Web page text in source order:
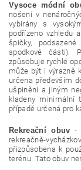
Vysoce módní
nošení v
vybírány s
podřízeno vzhledu
špičky,
spodkové části).
způsobuje rychlé
může být i výrazně
určena především
ušpinění a jiným
kladeny minimální
případě určená pro
Rekreační obuv -
rekreačně-
přizpůsobena k
terénu. Tato obuv